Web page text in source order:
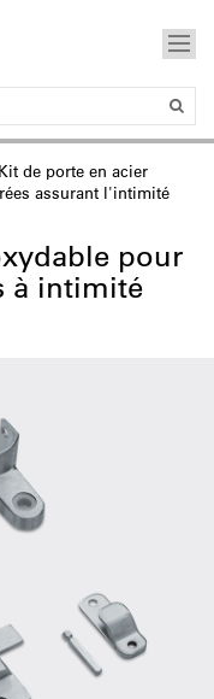
de porte en acier
assurant l'intimité
pour
à intimité